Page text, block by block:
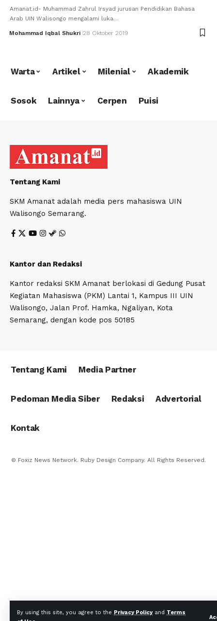
By using this site, you agree to the Privacy Policyand Terms
Amanat.id- Muhammad Zahrul Irsyad jurusan Pendidikan Bahasa
Arab UIN Walisongo mengalami luka…
Mohammad Iqbal Shukri 28 Oktober 2019
Warta Artikel Milenial Akademik
Sosok Lainnya Cerpen Puisi
Tentang Kami
SKM Amanat adalah media pers mahasiswa UIN
Walisongo Semarang.
Kantor dan Redaksi
Kantor redaksi SKM Amanat berlokasi di Gedung Pusat
Kegiatan Mahasiswa (PKM) Lantai 1, Kampus III UIN
Walisongo, Jalan Prof. Hamka, Ngaliyan, Kota
Semarang, dengan kode pos 50185
Tentang Kami Media Partner
Pedoman Media Siber Redaksi Advertorial
Kontak
© Foxiz News Network. Ruby Design Company. All Rights Reserved.